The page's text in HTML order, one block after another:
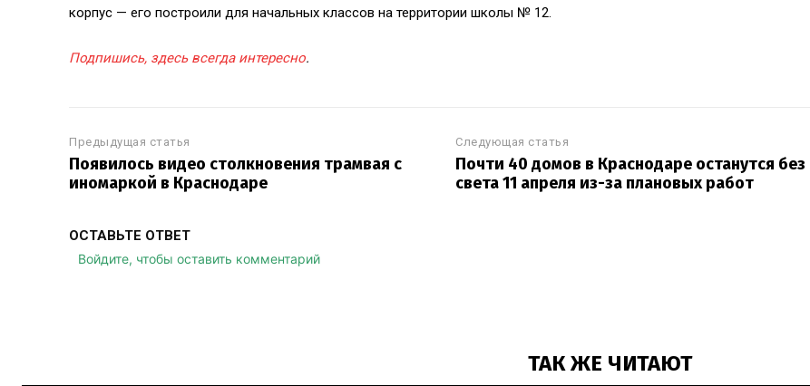
корпус — его построили для начальных классов на территории школы № 12.
Подпишись, здесь всегда интересно.
Предыдущая статья
Появилось видео столкновения трамвая с
иномаркой в Краснодаре
Следующая статья
Почти 40 домов в Краснодаре останутся без
света 11 апреля из-за плановых работ
ОСТАВЬТЕ ОТВЕТ
Войдите, чтобы оставить комментарий
ТАК ЖЕ ЧИТАЮТ